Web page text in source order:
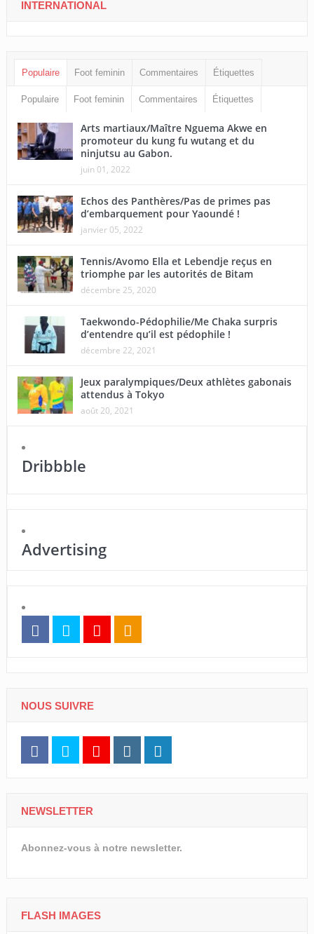
INTERNATIONAL
Populaire Foot feminin Commentaires Étiquettes
Populaire Foot feminin Commentaires Étiquettes
Arts martiaux/Maître Nguema Akwe en
promoteur du kung fu wutang et du
ninjutsu au Gabon.
juin 01, 2022
Echos des Panthères/Pas de primes pas
d’embarquement pour Yaoundé !
janvier 05, 2022
Tennis/Avomo Ella et Lebendje reçus en
triomphe par les autorités de Bitam
décembre 25, 2020
Taekwondo-Pédophilie/Me Chaka surpris
d’entendre qu’il est pédophile !
décembre 22, 2021
Jeux paralympiques/Deux athlètes gabonais
attendus à Tokyo
août 20, 2021
Dribbble
Advertising
NOUS SUIVRE
NEWSLETTER
Abonnez-vous à notre newsletter.
FLASH IMAGES